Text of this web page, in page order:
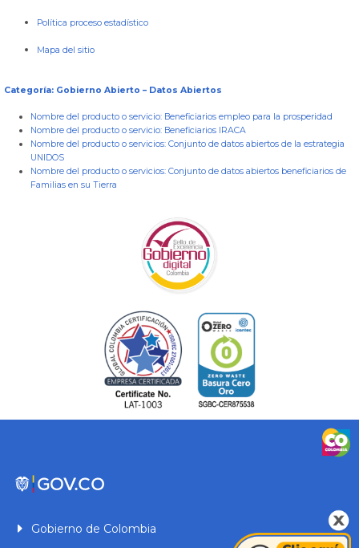
Política proceso estadístico
Mapa del sitio
Categoría: Gobierno Abierto – Datos Abiertos
Nombre del producto o servicio: Beneficiarios empleo para la prosperidad
Nombre del producto o servicio: Beneficiarios IRACA
Nombre del producto o servicios: Conjunto de datos abiertos de la estrategia
UNIDOS
Nombre del producto o servicios: Conjunto de datos abiertos beneficiarios de
Familias en su Tierra
Gobierno de Colombia